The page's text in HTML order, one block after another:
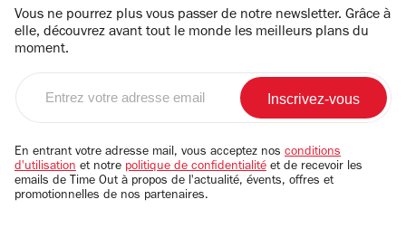
Vous ne pourrez plus vous passer de notre newsletter. Grâce à
elle, découvrez avant tout le monde les meilleurs plans du
moment.
email
En entrant votre adresse mail, vous acceptez nos conditions
d'utilisation et notre politique de confidentialité et de recevoir les
emails de Time Out à propos de l'actualité, évents, offres et
promotionnelles de nos partenaires.